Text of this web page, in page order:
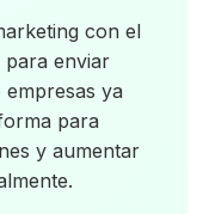
con el
enviar
empresas ya
para
y aumentar